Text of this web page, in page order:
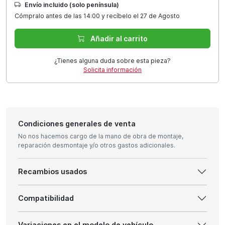
Envío incluido (solo península)
Cómpralo antes de las 14:00 y recíbelo el 27 de Agosto
Añadir al carrito
¿Tienes alguna duda sobre esta pieza?
Solicita información
Condiciones generales de venta
No nos hacemos cargo de la mano de obra de montaje,
reparación desmontaje y/o otros gastos adicionales.
Recambios usados
Compatibilidad